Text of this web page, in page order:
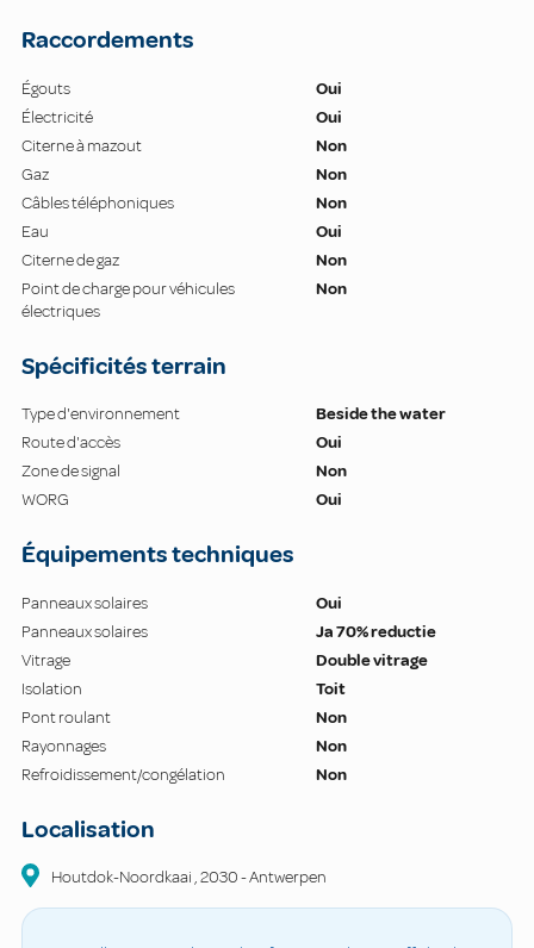
Raccordements
Égouts
Oui
Électricité
Oui
Citerne à mazout
Non
Gaz
Non
Câbles téléphoniques
Non
Eau
Oui
Citerne de gaz
Non
Point de charge pour véhicules
électriques
Non
Spécificités terrain
Type d'environnement
Beside the water
Route d'accès
Oui
Zone de signal
Non
WORG
Oui
Équipements techniques
Panneaux solaires
Oui
Panneaux solaires
Ja 70% reductie
Vitrage
Double vitrage
Isolation
Toit
Pont roulant
Non
Rayonnages
Non
Refroidissement/congélation
Non
Localisation
Houtdok-Noordkaai ,2030-Antwerpen